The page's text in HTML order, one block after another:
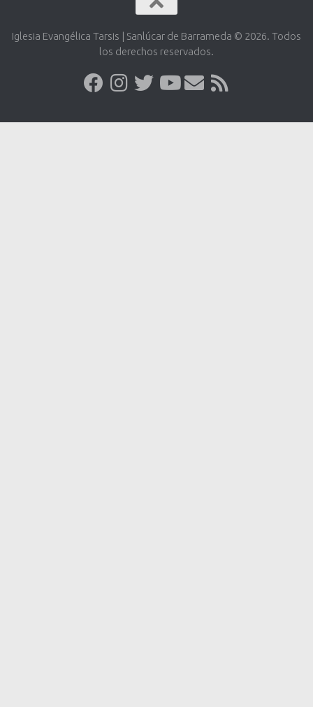
Iglesia Evangélica Tarsis | Sanlúcar de Barrameda © 2026. Todos
los derechos reservados.